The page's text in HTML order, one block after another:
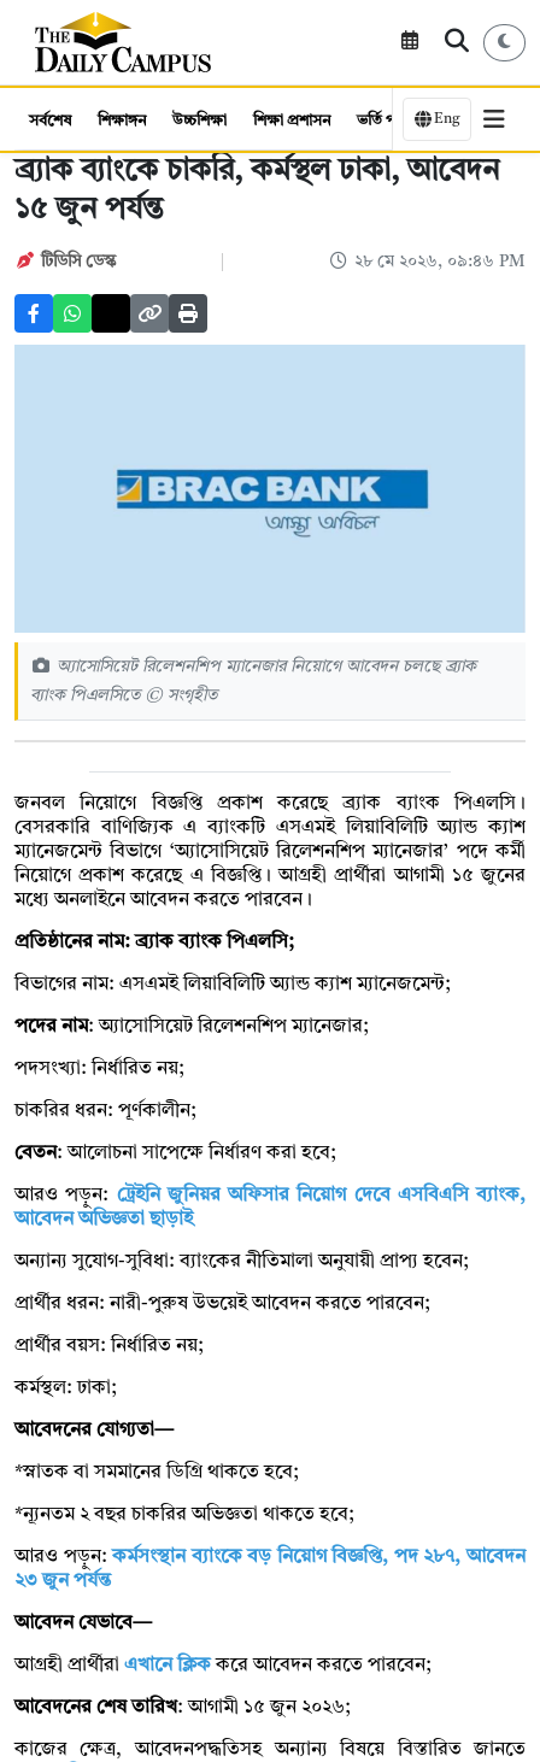
সর্বশেষ শিক্ষাঙ্গন উচ্চশিক্ষা শিক্ষা প্রশাসন ভর্তি পরীক্ষা কর্মসংস্থান
Eng
ব্র্যাক ব্যাংকে চাকরি, কর্মস্থল ঢাকা, আবেদন
১৫ জুন পর্যন্ত
টিডিসি ডেস্ক ২৮ মে ২০২৬, ০৯:৪৬ PM
অ্যাসোসিয়েট রিলেশনশিপ ম্যানেজার নিয়োগে আবেদন চলছে ব্র্যাক
ব্যাংক পিএলসিতে © সংগৃহীত
জনবল নিয়োগে বিজ্ঞপ্তি প্রকাশ করেছে ব্র্যাক ব্যাংক পিএলসি।
বেসরকারি বাণিজ্যিক এ ব্যাংকটি এসএমই লিয়াবিলিটি অ্যান্ড ক্যাশ
ম্যানেজমেন্ট বিভাগে ‘অ্যাসোসিয়েট রিলেশনশিপ ম্যানেজার’ পদে কর্মী
নিয়োগে প্রকাশ করেছে এ বিজ্ঞপ্তি। আগ্রহী প্রার্থীরা আগামী ১৫ জুনের
মধ্যে অনলাইনে আবেদন করতে পারবেন।
প্রতিষ্ঠানের নাম: ব্র্যাক ব্যাংক পিএলসি;
বিভাগের নাম: এসএমই লিয়াবিলিটি অ্যান্ড ক্যাশ ম্যানেজমেন্ট;
পদের নাম: অ্যাসোসিয়েট রিলেশনশিপ ম্যানেজার;
পদসংখ্যা: নির্ধারিত নয়;
চাকরির ধরন: পূর্ণকালীন;
বেতন: আলোচনা সাপেক্ষে নির্ধারণ করা হবে;
আরও পড়ুন: ট্রেইনি জুনিয়র অফিসার নিয়োগ দেবে এসবিএসি ব্যাংক,
আবেদন অভিজ্ঞতা ছাড়াই
অন্যান্য সুযোগ-সুবিধা: ব্যাংকের নীতিমালা অনুযায়ী প্রাপ্য হবেন;
প্রার্থীর ধরন: নারী-পুরুষ উভয়েই আবেদন করতে পারবেন;
প্রার্থীর বয়স: নির্ধারিত নয়;
কর্মস্থল: ঢাকা;
আবেদনের যোগ্যতা—
*স্নাতক বা সমমানের ডিগ্রি থাকতে হবে;
*ন্যূনতম ২ বছর চাকরির অভিজ্ঞতা থাকতে হবে;
আরও পড়ুন:কর্মসংস্থান ব্যাংকে বড় নিয়োগ বিজ্ঞপ্তি, পদ ২৮৭, আবেদন
২৩ জুন পর্যন্ত
আবেদন যেভাবে—
আগ্রহী প্রার্থীরা এখানে ক্লিককরে আবেদন করতে পারবেন;
আবেদনের শেষ তারিখ: আগামী ১৫ জুন ২০২৬;
কাজের ক্ষেত্র, আবেদনপদ্ধতিসহ অন্যান্য বিষয়ে বিস্তারিত জানতে